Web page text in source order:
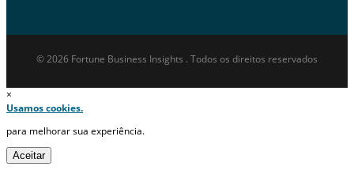
© 2026 Fortune Business Insights . Todos os direitos reservados
×
Usamos cookies.
para melhorar sua experiência.
Aceitar